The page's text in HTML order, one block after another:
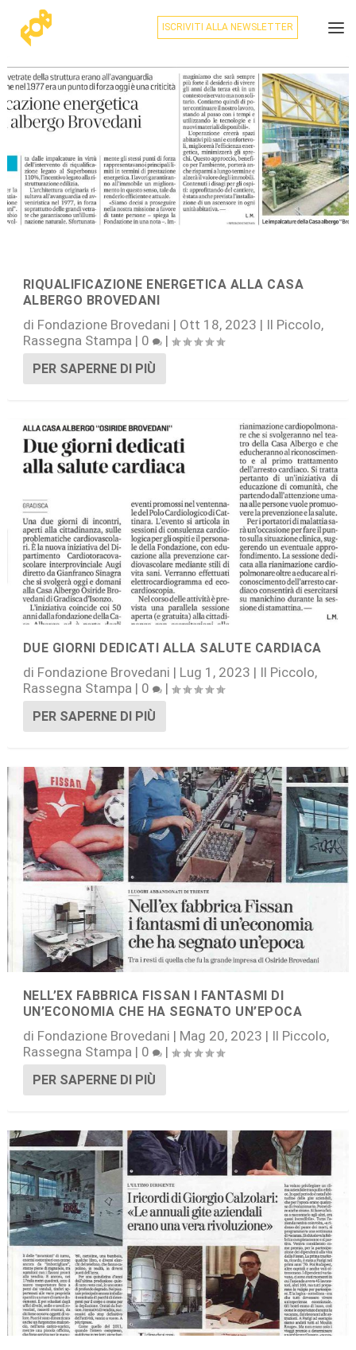
ISCRIVITI ALLA NEWSLETTER
RIQUALIFICAZIONE ENERGETICA ALLA CASA
ALBERGO BROVEDANI
di Fondazione Brovedani | Ott 18, 2023 | Il Piccolo,
Rassegna Stampa | 0 |
PER SAPERNE DI PIÙ
DUE GIORNI DEDICATI ALLA SALUTE CARDIACA
di Fondazione Brovedani | Lug 1, 2023 | Il Piccolo,
Rassegna Stampa | 0 |
PER SAPERNE DI PIÙ
NELL’EX FABBRICA FISSAN I FANTASMI DI
UN’ECONOMIA CHE HA SEGNATO UN’EPOCA
di Fondazione Brovedani | Mag 20, 2023 | Il Piccolo,
Rassegna Stampa | 0 |
PER SAPERNE DI PIÙ